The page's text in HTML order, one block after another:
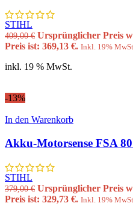
STIHL
409,00€ Ursprünglicher Preis
Preis ist: 369,13 €. Inkl. 19%
inkl. 19 % MwSt.
-13%
In den Warenkorb
Akku-Motorsense FSA
STIHL
379,00€ Ursprünglicher Preis
Preis ist: 329,73 €. Inkl. 19%